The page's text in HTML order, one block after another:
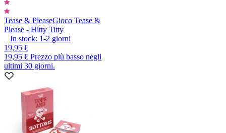
Tease & PleaseGioco Tease &
Please - Hitty Titty
In stock: 1-2 giorni
19,95 €
19,95 € Prezzo più basso negli
ultimi 30 giorni.